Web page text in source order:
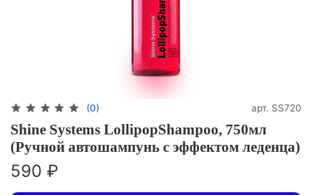
(0) арт. SS720
Shine Systems LollipopShampoo, 750мл
(Ручной автошампунь с эффектом леденца)
590 ₽